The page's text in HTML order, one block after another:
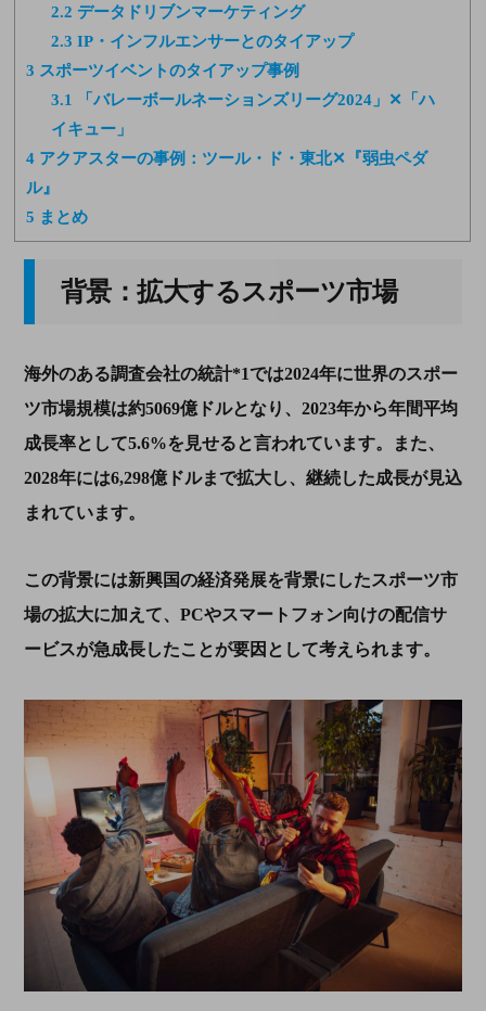
2.2 データドリブンマーケティング
2.3 IP・インフルエンサーとのタイアップ
3 スポーツイベントのタイアップ事例
3.1
「バレーボールネーションズリーグ2024」✕「ハ
イキュー」
4 アクアスターの事例：ツール・ド・東北✕『弱虫ペダ
ル』
5 まとめ
背景：拡大するスポーツ市場
海外のある調査会社の統計*1では2024年に世界のスポー
ツ市場規模は約5069億ドルとなり、 2023年から年間平均
成長率として5.6%を見せると言われています。また、
2028年には6,298億ドルまで拡大し、継続した成長が見込
まれています。
この背景には新興国の経済発展を背景にしたスポーツ市
場の拡大に加えて、 PCやスマートフォン向けの配信サ
ービスが急成長したことが要因として考えられます。